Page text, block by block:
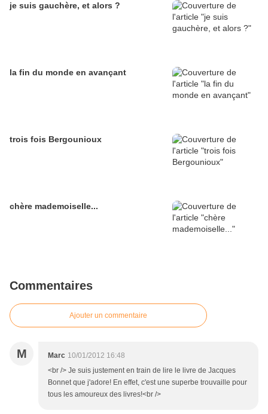
je suis gauchère, et alors ?
la fin du monde en avançant
trois fois Bergounioux
chère mademoiselle...
Commentaires
Ajouter un commentaire
M Marc 10/01/2012 16:48
<br /> Je suis justement en train de lire le livre de Jacques
Bonnet que j'adore! En effet, c'est une superbe trouvaille pour
tous les amoureux des livres!<br />